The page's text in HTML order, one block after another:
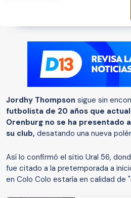
Jordhy Thompson sigue sin
futbolista de 20 años que
Orenburg no se ha presentado
su club, desatando una nueva
Así lo confirmó el sitio Ural 56,
fue citado a la pretemporada a
en Colo Colo estaría en calidad de